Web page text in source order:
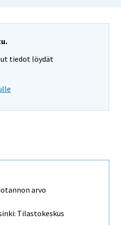
tiedot löydät
arvo
Tilastokeskus